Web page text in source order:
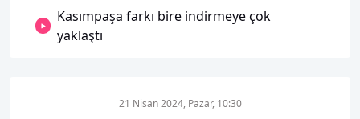
Kasımpaşa farkı bire indirmeye çok
yaklaştı
21 Nisan 2024, Pazar, 10:30